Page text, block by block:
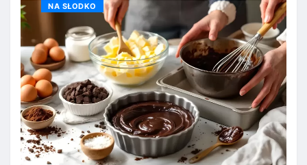
NA SŁODKO